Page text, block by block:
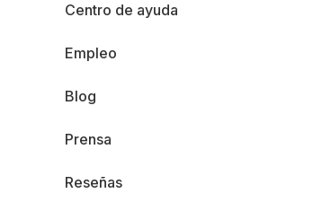
Centro de ayuda
Empleo
Blog
Prensa
Reseñas